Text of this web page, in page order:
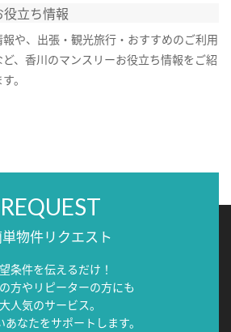
立ち情報
や、出張・観光旅行・おすすめのご利用
、香川のマンスリーお役立ち情報をご紹
。
REQUEST
物件リクエスト
条件を伝えるだけ！
方やリピーターの方にも
大人気のサービス。
あなたをサポートします。